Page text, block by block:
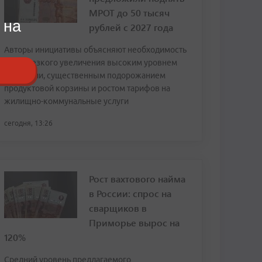
МРОТ до 50 тысяч
рублей с 2027 года
Авторы инициативы объясняют необходимость
столь резкого увеличения высоким уровнем
инфляции, существенным подорожанием
продуктовой корзины и ростом тарифов на
жилищно-коммунальные услуги
сегодня, 13:26
Рост вахтового найма
в России: спрос на
сварщиков в
Приморье вырос на
120%
Средний уровень предлагаемого